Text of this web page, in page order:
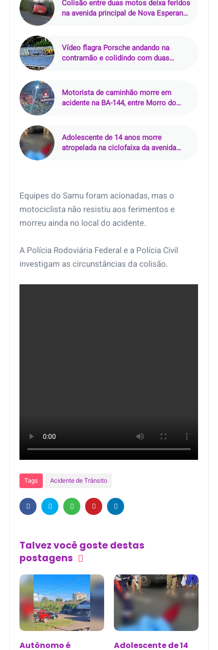
Colisão entre duas motos deixa feridos
na avenida principal de Nova Esperança
Vídeo flagra Porsche andando na
contramão e colidindo com duas
Motorista de caminhão morre em
acidente na BA-144, entre Morro do
Adolescente de 14 anos morre
atropelada na ciclofaixa da avenida
Equipes do Samu foram acionadas, mas o
motociclista não resistiu aos ferimentos e
morreu ainda no local do acidente.
A Polícia Rodoviária Federal e a Polícia Civil
investigam as circunstâncias da colisão.
Tags Acidente de Trânsito
Talvez você goste destas
postagens
Autônomo é
Adolescente de 14